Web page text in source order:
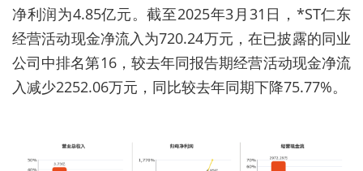
净利润为4.85亿元。截至2025年3月31日，*ST仁东
经营活动现金净流入为720.24万元，在已披露的同业
公司中排名第16，较去年同报告期经营活动现金净流
入减少2252.06万元，同比较去年同期下降75.77%。